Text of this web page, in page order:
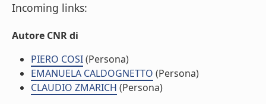
Incoming links:
Autore CNR di
PIERO COSI(Persona)
EMANUELA CALDOGNETTO (Persona)
CLAUDIO ZMARICH (Persona)